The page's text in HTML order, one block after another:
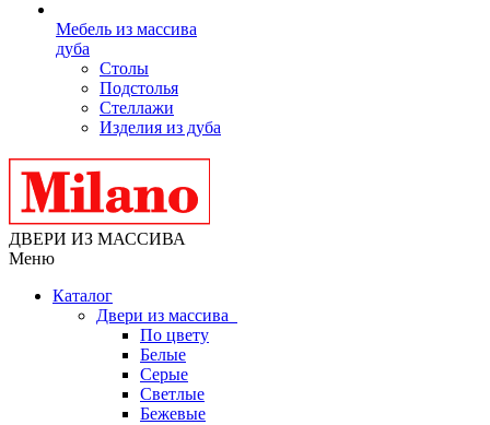
Мебель из массива
дуба
Столы
Подстолья
Стеллажи
Изделия из дуба
ДВЕРИ ИЗ МАССИВА
Меню
Каталог
Двери из массива
По цвету
Белые
Серые
Светлые
Бежевые